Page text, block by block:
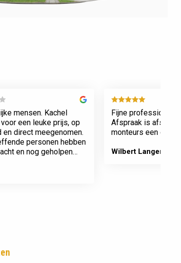
mensen. Kachel
een leuke prijs, op
en direct meegenomen.
personen hebben
en nog geholpen
Fijne professionele
Afspraak is
monteurs een echte
Wilbert Langenberg